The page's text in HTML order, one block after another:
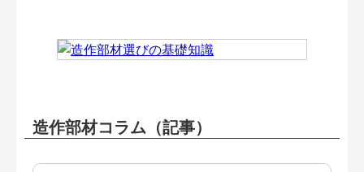
造作部材コラム（記事）